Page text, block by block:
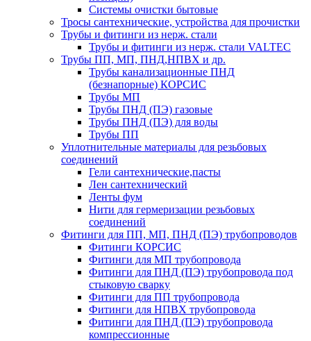
Системы очистки бытовые
Тросы сантехнические, устройства для прочистки
Трубы и фитинги из нерж. стали
Трубы и фитинги из нерж. стали VALTEC
Трубы ПП, МП, ПНД,НПВХ и др.
Трубы канализационные ПНД
(безнапорные) КОРСИС
Трубы МП
Трубы ПНД (ПЭ) газовые
Трубы ПНД (ПЭ) для воды
Трубы ПП
Уплотнительные материалы для резьбовых
соединений
Гели сантехнические,пасты
Лен сантехнический
Ленты фум
Нити для гермеризации резьбовых
соединений
Фитинги для ПП, МП, ПНД (ПЭ) трубопроводов
Фитинги КОРСИС
Фитинги для МП трубопровода
Фитинги для ПНД (ПЭ) трубопровода под
стыковую сварку
Фитинги для ПП трубопровода
Фитинги для НПВХ трубопровода
Фитинги для ПНД (ПЭ) трубопровода
компрессионные